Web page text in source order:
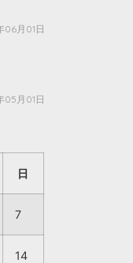
06月01日
05月01日
日
7
14